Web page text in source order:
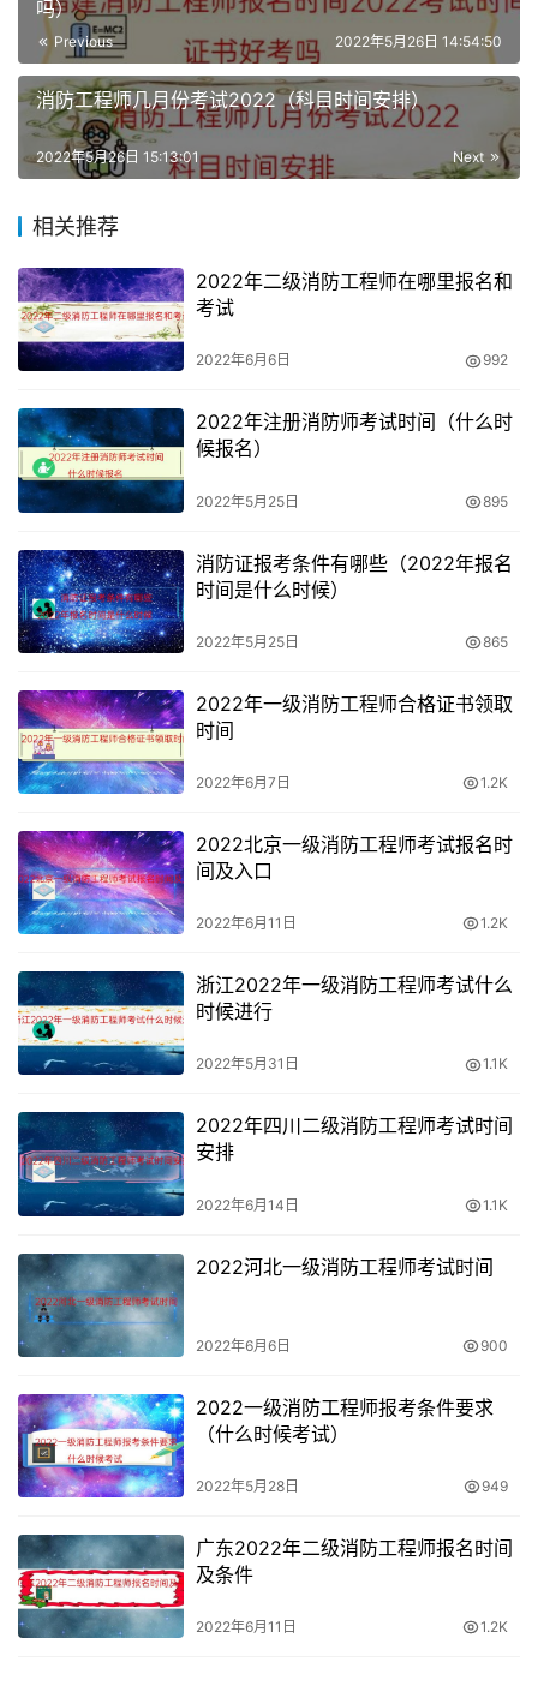
专业硕士学历或者学位，工作满3年，其中从事消防安全技
术工作满2年。
（五）取得消防工程专业博士学历或者学位，从事消防安全
技术工作满1年；或者取得消防工程相关专业博士学历或者
学位，从事消防安全技术工作满2年。
（六）取得其他专业相应学历或者学位的人员，其工作年限
和从事消防安全技术工作年限均相应增加1年。
2022年宁夏消防工程师哪天考试
科目考试安排如下：
11月5日
下午14:00—16:30 消防安全技术综合能力（客观题）
11月6日
上午9:00—12:00 消防安全案例分析（客观题+主观题）
《消防安全技术实务》和《消防安全技术综合能力》科目考
试时间均为2.5小时，《消防安全案例分析》科目考试时间
为3小时。
吗）
Previous 2022年5月26日 14:54:50
消防工程师几月份考试2022（科目时间安排）
Next
2022年5月26日 15:13:01
相关推荐
2022年二级消防工程师在哪里报名和
考试
2022年6月6日 992
2022年注册消防师考试时间（什么时
候报名）
2022年5月25日 895
消防证报考条件有哪些（2022年报名
时间是什么时候）
2022年5月25日 865
2022年一级消防工程师合格证书领取
时间
2022年6月7日 1.2K
2022北京一级消防工程师考试报名时
间及入口
2022年6月11日 1.2K
浙江2022年一级消防工程师考试什么
时候进行
2022年5月31日 1.1K
2022年四川二级消防工程师考试时间
安排
2022年6月14日 1.1K
2022河北一级消防工程师考试时间
2022年6月6日 900
2022一级消防工程师报考条件要求
（什么时候考试）
2022年5月28日 949
广东2022年二级消防工程师报名时间
及条件
2022年6月11日 1.2K